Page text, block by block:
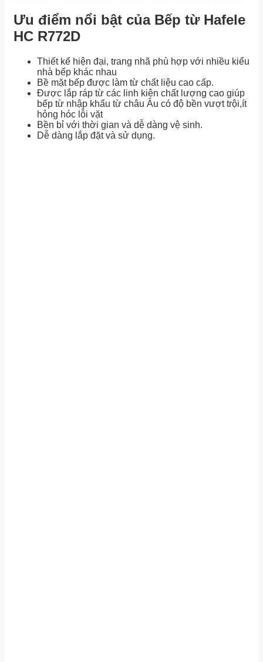
Ưu điểm nổi bật của Bếp từ Hafele
HC R772D
Thiết kế hiện đại, trang nhã phù hợp với nhiều kiểu
nhà bếp khác nhau
Bề mặt bếp được làm từ chất liệu cao cấp.
Được lắp ráp từ các linh kiện chất lượng cao giúp
bếp từ nhập khẩu từ châu Âu có độ bền vượt trội,ít
hỏng hóc lỗi vặt
Bền bỉ với thời gian và dễ dàng vệ sinh.
Dễ dàng lắp đặt và sử dụng.